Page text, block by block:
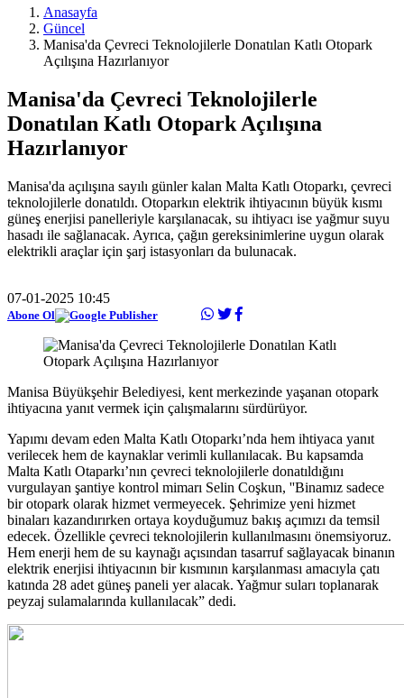
Anasayfa
Güncel
Manisa'da Çevreci Teknolojilerle Donatılan Katlı Otopark
Açılışına Hazırlanıyor
Manisa'da Çevreci Teknolojilerle
Donatılan Katlı Otopark Açılışına
Hazırlanıyor
Manisa'da açılışına sayılı günler kalan Malta Katlı Otoparkı, çevreci
teknolojilerle donatıldı. Otoparkın elektrik ihtiyacının büyük kısmı
güneş enerjisi panelleriyle karşılanacak, su ihtiyacı ise yağmur suyu
hasadı ile sağlanacak. Ayrıca, çağın gereksinimlerine uygun olarak
elektrikli araçlar için şarj istasyonları da bulunacak.
07-01-2025 10:45
Abone Ol
Manisa Büyükşehir Belediyesi, kent merkezinde yaşanan otopark
ihtiyacına yanıt vermek için çalışmalarını sürdürüyor.
Yapımı devam eden Malta Katlı Otoparkı’nda hem ihtiyaca yanıt
verilecek hem de kaynaklar verimli kullanılacak. Bu kapsamda
Malta Katlı Otaparkı’nın çevreci teknolojilerle donatıldığını
vurgulayan şantiye kontrol mimarı Selin Coşkun, ''Binamız sadece
bir otopark olarak hizmet vermeyecek. Şehrimize yeni hizmet
binaları kazandırırken ortaya koyduğumuz bakış açımızı da temsil
edecek. Özellikle çevreci teknolojilerin kullanılmasını önemsiyoruz.
Hem enerji hem de su kaynağı açısından tasarruf sağlayacak binanın
elektrik enerjisi ihtiyacının bir kısmının karşılanması amacıyla çatı
katında 28 adet güneş paneli yer alacak. Yağmur suları toplanarak
peyzaj sulamalarında kullanılacak” dedi.